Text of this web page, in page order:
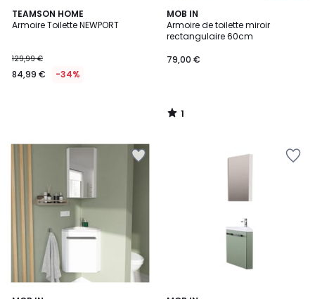
TEAMSON HOME
Armoire Toilette NEWPORT
129,99 €
84,99 € -34%
MOB IN
Armoire de toilette miroir
rectangulaire 60cm
79,00 €
1
/
5
1
/